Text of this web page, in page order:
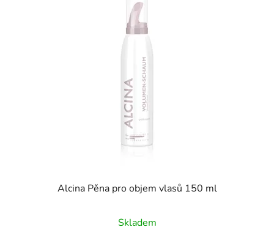
Alcina Pěna pro objem vlasů 150 ml
Skladem